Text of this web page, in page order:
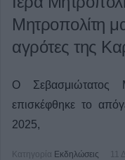
Μητροπολίτη
αγρότες της
Ο Σεβασμιώτατος
επισκέφθηκε το
2025,
Κατηγορία Εκδηλώσεις 11